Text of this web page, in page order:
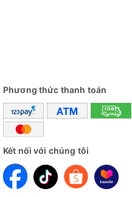
Phương thức thanh toán
Kết nối với chúng tôi